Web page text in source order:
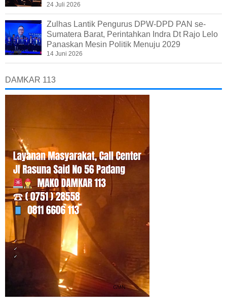
24 Juli 2026
Zulhas Lantik Pengurus DPW-DPD PAN se-
Sumatera Barat, Perintahkan Indra Dt Rajo Lelo
Panaskan Mesin Politik Menuju 2029
14 Juni 2026
DAMKAR 113